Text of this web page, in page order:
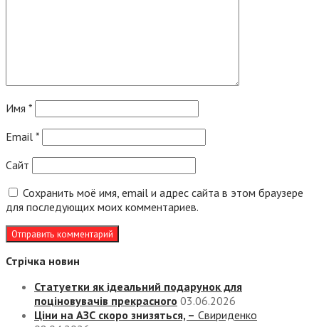
Имя *
Email *
Сайт
Сохранить моё имя, email и адрес сайта в этом браузере
для последующих моих комментариев.
Стрічка новин
Статуетки як ідеальний подарунок для
поціновувачів прекрасного 03.06.2026
Ціни на АЗС скоро знизяться, – Свириденко